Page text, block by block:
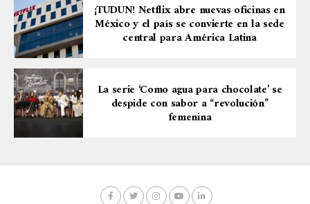
¡TUDUN! Netflix abre nuevas oficinas en
México y el país se convierte en la sede
central para América Latina
La serie ‘Como agua para chocolate’ se
despide con sabor a “revolución”
femenina